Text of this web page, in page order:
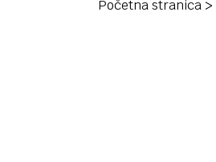
Početna stranica >